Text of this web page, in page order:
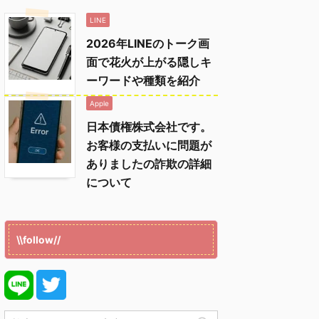
LINE
2026年LINEのトーク画
面で花火が上がる隠しキ
ーワードや種類を紹介
Apple
日本債権株式会社です。
お客様の支払いに問題が
ありましたの詐欺の詳細
について
\\follow//